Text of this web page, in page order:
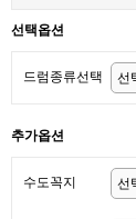
선택옵션
드럼종류선택
추가옵션
수도꼭지